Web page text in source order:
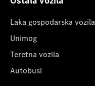
Laka gospodarska vozila
Unimog
Teretna vozila
Autobusi